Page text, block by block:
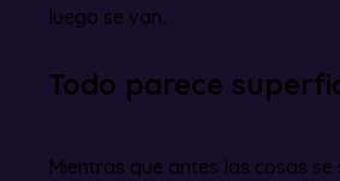
luego se van.
Todo parece
Mientras que antes las cosas